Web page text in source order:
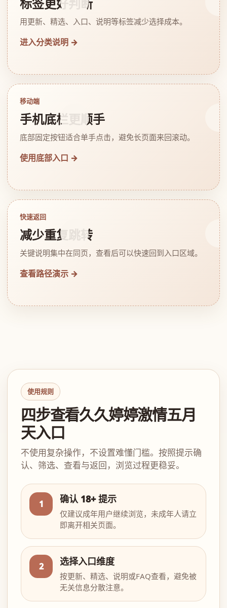
用更新、精选、入口、说明等标签减少选择成本。
进入分类说明 →
移动端
手机底栏更顺手
底部固定按钮适合单手点击，避免长页面来回滚动。
使用底部入口 →
快速返回
减少重复跳转
关键说明集中在同页，查看后可以快速回到入口区域。
查看路径演示 →
使用规则
四步查看久久婷婷激情五月
天入口
不使用复杂操作，不设置难懂门槛。按照提示确
认、筛选、查看与返回，浏览过程更稳妥。
1 确认 18+ 提示
仅建议成年用户继续浏览，未成年人请立
即离开相关页面。
2 选择入口维度
按更新、精选、说明或FAQ查看，避免被
无关信息分散注意。